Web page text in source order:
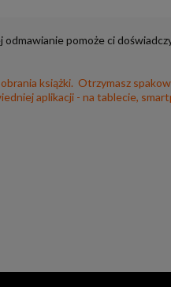
pomoże ci
książki. Otrzymasz
aplikacji - na tablecie,